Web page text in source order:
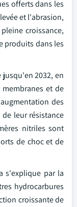
offerts dans les
et l'abrasion,
croissance,
produits dans les
2032, en
et de
des
leur résistance
nitriles sont
de choc et de
s'explique par la
hydrocarbures
croissante de